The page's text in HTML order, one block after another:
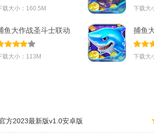
载大小：160.5M 下载大
鱼大作战圣斗士联动
下载官方最
载大小：113M
捕鱼
载官
下载大
方2023最新版v1.0安卓版